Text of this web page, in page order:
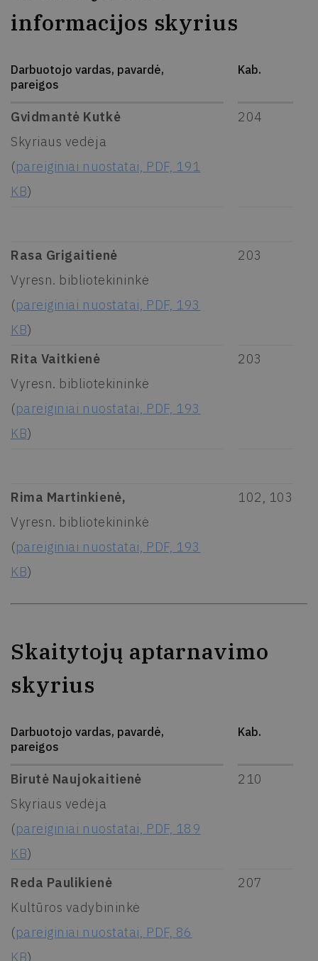
informacijos skyrius
Darbuotojo vardas, pavardė,
pareigos
Kab.
Gvidmantė Kutkė
Skyriaus vedėja
(pareiginiai nuostatai, PDF, 191
KB)
204
Rasa Grigaitienė
Vyresn. bibliotekininkė
(pareiginiai nuostatai, PDF, 193
KB)
203
Rita Vaitkienė
Vyresn. bibliotekininkė
(pareiginiai nuostatai, PDF, 193
KB)
203
Rima Martinkienė,
Vyresn. bibliotekininkė
(pareiginiai nuostatai, PDF, 193
KB)
102, 103
Skaitytojų aptarnavimo
skyrius
Darbuotojo vardas, pavardė,
pareigos
Kab.
Birutė Naujokaitienė
Skyriaus vedėja
(pareiginiai nuostatai, PDF, 189
KB)
210
Reda Paulikienė
Kultūros vadybininkė
(pareiginiai nuostatai, PDF, 86
KB)
207